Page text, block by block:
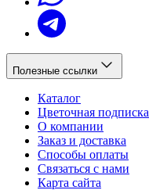
Полезные ссылки
Каталог
Цветочная подписка
О компании
Заказ и доставка
Способы оплаты
Связаться с нами
Карта сайта